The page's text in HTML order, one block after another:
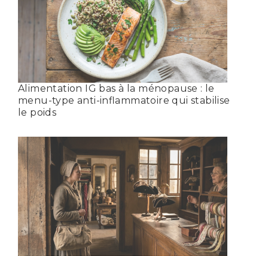
Alimentation IG bas à la ménopause : le
menu-type anti-inflammatoire qui stabilise
le poids